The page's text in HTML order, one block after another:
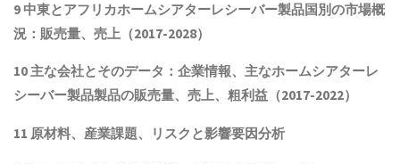
9 中東とアフリカホームシアターレシーバー製品国別の市場概
況：販売量、売上（2017-2028）
10 主な会社とそのデータ ：企業情報、主なホームシアターレ
シーバー製品製品の販売量、売上、粗利益（2017-2022）
11 原材料、産業課題、リスクと影響要因分析